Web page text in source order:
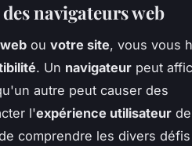
navigateurs web
ou votre site, vous vous
. Un navigateur peut
autre peut causer des
l'expérience utilisateur
comprendre les divers